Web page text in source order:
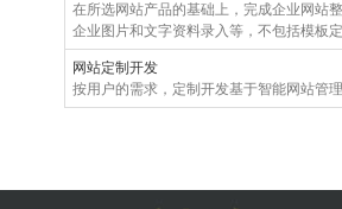
在所选网站产品的基础上，完成企业网站
企业图片和文字资料录入等，不包括模板
网站定制开发
按用户的需求，定制开发基于智能网站管